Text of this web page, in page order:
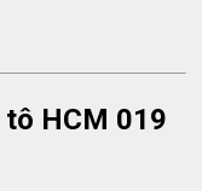
HCM 019